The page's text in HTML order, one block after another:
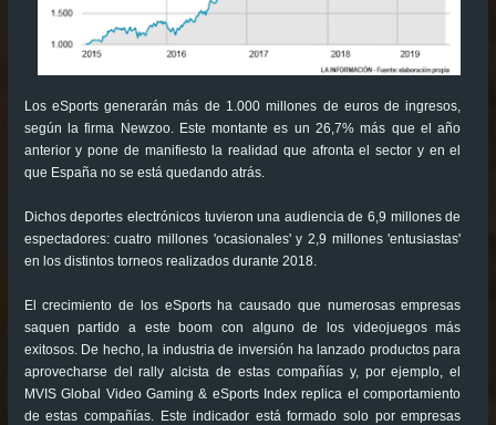
Los eSports generarán más de 1.000 millones de euros de ingresos,
según la firma Newzoo. Este montante es un 26,7% más que el año
anterior y pone de manifiesto la realidad que afronta el sector y en el
que España no se está quedando atrás.
Dichos deportes electrónicos tuvieron una audiencia de 6,9 millones de
espectadores: cuatro millones 'ocasionales' y 2,9 millones 'entusiastas'
en los distintos torneos realizados durante 2018.
El crecimiento de los eSports ha causado que numerosas empresas
saquen partido a este boom con alguno de los videojuegos más
exitosos. De hecho, la industria de inversión ha lanzado productos para
aprovecharse del rally alcista de estas compañías y, por ejemplo, el
MVIS Global Video Gaming & eSports Index replica el comportamiento
de estas compañías. Este indicador está formado solo por empresas